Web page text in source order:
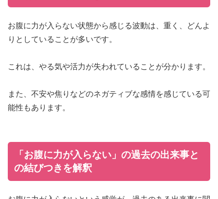
お腹に力が入らない状態から感じる波動は、重く、どんよ
りとしていることが多いです。
これは、やる気や活力が失われていることが分かります。
また、不安や焦りなどのネガティブな感情を感じている可
能性もあります。
「お腹に力が入らない」の過去の出来事と
の結びつきを解釈